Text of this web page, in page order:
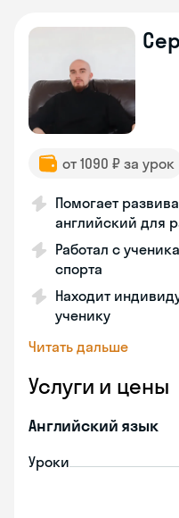
от 1090 ₽ за урок
Помогает
английский для
Работал с
спорта
Находит
ученику
Читать дальше
Услуги и цены
Английский язык
Уроки